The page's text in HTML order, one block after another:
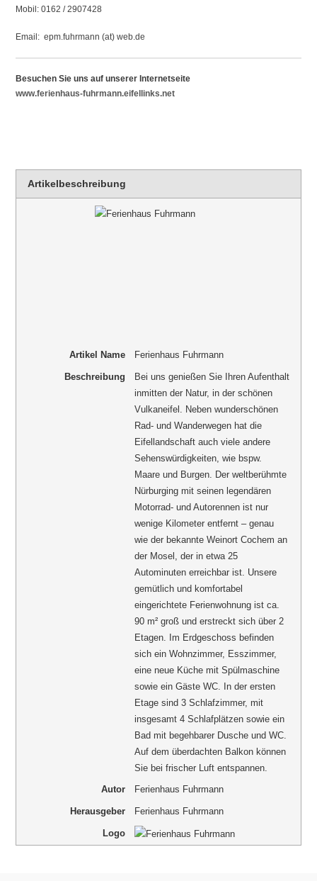
Mobil: 0162 / 2907428
Email: epm.fuhrmann (at) web.de
Besuchen Sie uns auf unserer Internetseite
www.ferienhaus-fuhrmann.eifellinks.net
Artikelbeschreibung
Artikel Name Ferienhaus Fuhrmann
Beschreibung
Bei uns genießen Sie Ihren Aufenthalt
inmitten der Natur, in der schönen
Vulkaneifel. Neben wunderschönen
Rad- und Wanderwegen hat die
Eifellandschaft auch viele andere
Sehenswürdigkeiten, wie bspw.
Maare und Burgen. Der weltberühmte
Nürburging mit seinen legendären
Motorrad- und Autorennen ist nur
wenige Kilometer entfernt – genau
wie der bekannte Weinort Cochem an
der Mosel, der in etwa 25
Autominuten erreichbar ist. Unsere
gemütlich und komfortabel
eingerichtete Ferienwohnung ist ca.
90 m² groß und erstreckt sich über 2
Etagen. Im Erdgeschoss befinden
sich ein Wohnzimmer, Esszimmer,
eine neue Küche mit Spülmaschine
sowie ein Gäste WC. In der ersten
Etage sind 3 Schlafzimmer, mit
insgesamt 4 Schlafplätzen sowie ein
Bad mit begehbarer Dusche und WC.
Auf dem überdachten Balkon können
Sie bei frischer Luft entspannen.
Autor Ferienhaus Fuhrmann
Herausgeber Ferienhaus Fuhrmann
Logo